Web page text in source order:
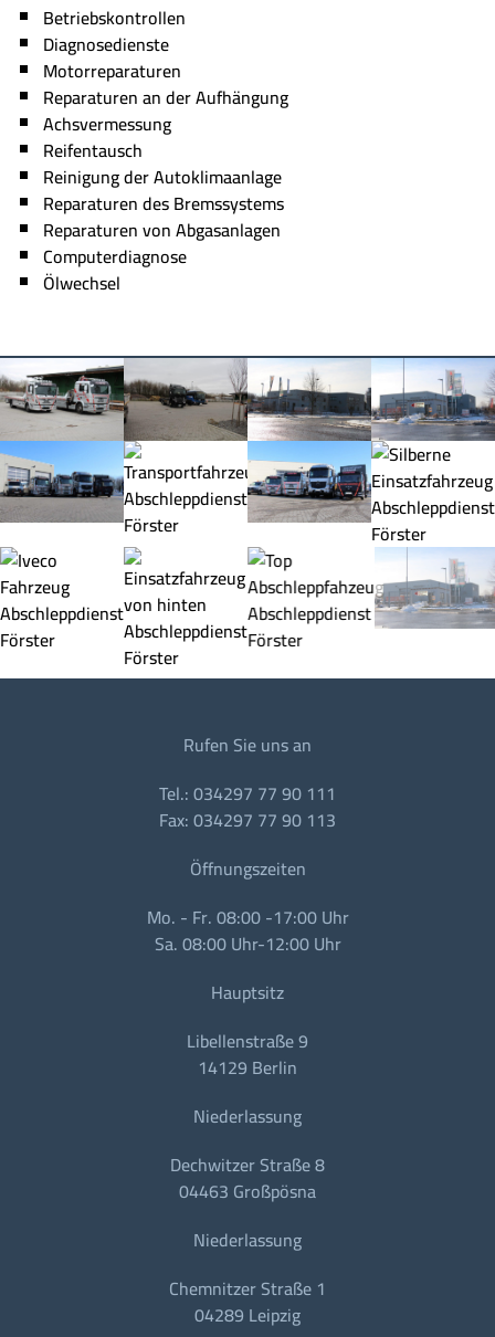
Betriebskontrollen
Diagnosedienste
Motorreparaturen
Reparaturen an der Aufhängung
Achsvermessung
Reifentausch
Reinigung der Autoklimaanlage
Reparaturen des Bremssystems
Reparaturen von Abgasanlagen
Computerdiagnose
Ölwechsel
Rufen Sie uns an
Tel.: 034297 77 90 111
Fax: 034297 77 90 113
Öffnungszeiten
Mo. - Fr. 08:00 -17:00 Uhr
Sa. 08:00 Uhr-12:00 Uhr
Hauptsitz
Libellenstraße 9
14129 Berlin
Niederlassung
Dechwitzer Straße 8
04463 Großpösna
Niederlassung
Chemnitzer Straße 1
04289 Leipzig